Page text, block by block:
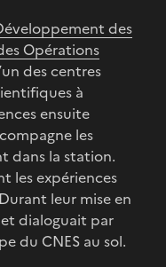
des
Opérations
des centres
à
ensuite
les
dans la station.
les expériences
leur mise en
dialoguait par
du CNES au sol.